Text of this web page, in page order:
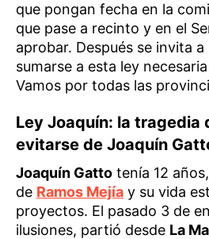
que pongan fecha en la
que pase a recinto y en el
aprobar. Después se invita
sumarse a esta ley
Vamos por todas las
Ley Joaquín: la tragedia
evitarse de Joaquín
Joaquín Gatto tenía 12
de Ramos Mejía y su vida
proyectos. El pasado 3 de
ilusiones, partió desde La